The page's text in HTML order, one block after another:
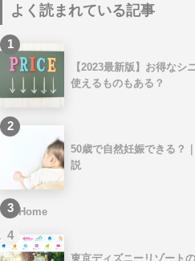
よく読まれている記事
1
【2023最新版】お得なシ
使えるものもある？
2
50歳で自然妊娠できる？
説
3 Home
4
東京ディズニーリゾート